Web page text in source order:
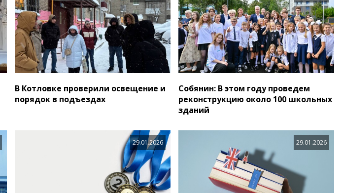
В Котловке проверили освещение и
порядок в подъездах
Собянин: В этом году проведем
реконструкцию около 100 школьных
зданий
29.01.2026 29.01.2026